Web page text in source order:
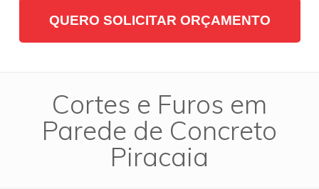
QUERO SOLICITAR ORÇAMENTO
Cortes e Furos em
Parede de Concreto
Piracaia